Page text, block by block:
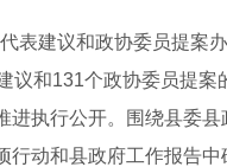
表建议和政协委员提案
议和131个政协委员提
执行公开。围绕县委县
行动和县政府工作报告